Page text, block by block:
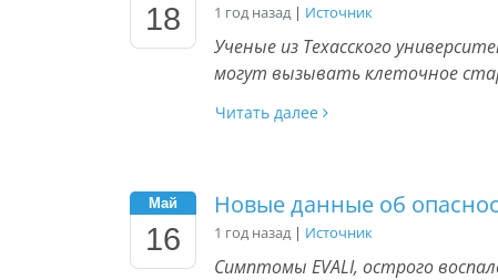
18 1 год назад | Источник
Ученые из Техасского
могут вызывать клеточное
Читать далее
Май
16
Новые данные об
1 год назад | Источник
Симптомы EVALI, острого